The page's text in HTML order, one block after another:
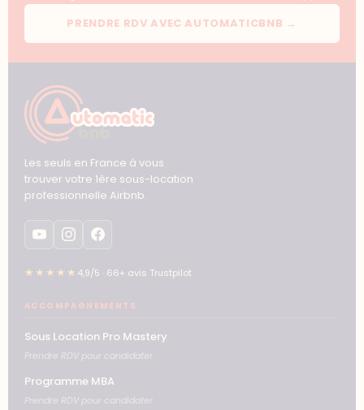
PRENDRE RDV AVEC AUTOMATICBNB →
Les seuls en France à vous
trouver votre 1ère sous-location
professionnelle Airbnb.
★★★★★ 4,9/5 · 66+ avis Trustpilot
ACCOMPAGNEMENTS
Sous Location Pro Mastery
Prendre RDV pour candidater
Programme MBA
Prendre RDV pour candidater